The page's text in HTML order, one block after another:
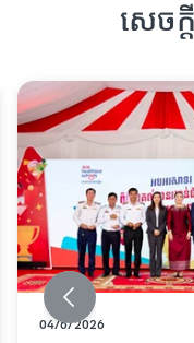
សេច
04/6/2026